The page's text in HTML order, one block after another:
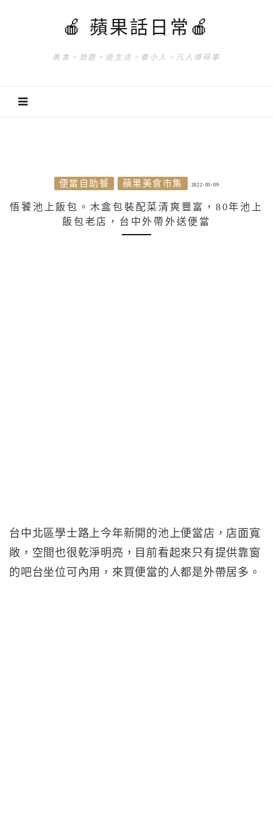
🍎 蘋果話日常🍎
美食。旅遊。過生活。養小人。凡人瑣碎事
便當自助餐 蘋果美食市集 2022-05-09
悟饕池上飯包。木盒包裝配菜清爽豐富，80年池上
飯包老店，台中外帶外送便當
台中北區學士路上今年新開的池上便當店，店面寬
敞，空間也很乾淨明亮，目前看起來只有提供靠窗
的吧台坐位可內用，來買便當的人都是外帶居多。